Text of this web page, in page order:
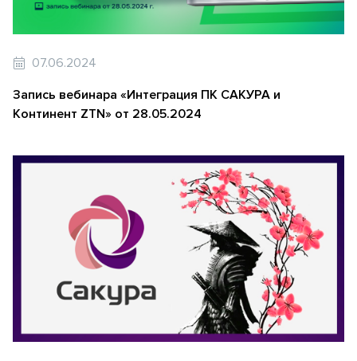
07.06.2024
Запись вебинара «Интеграция ПК САКУРА и
Континент ZTN» от 28.05.2024